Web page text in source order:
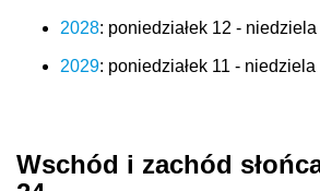
2028: poniedziałek 12 -
2029: poniedziałek 11 -
Wschód i zachód